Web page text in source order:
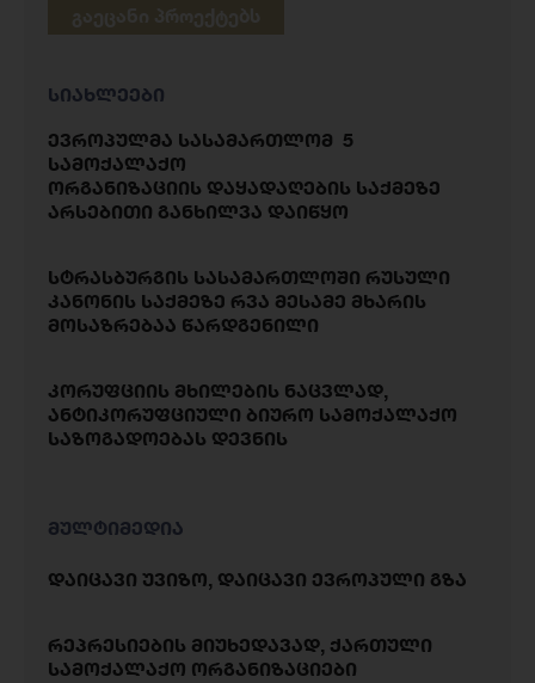
სიახლეები
ევროპულმა სასამართლომ 5
სამოქალაქო
ორგანიზაციის დაყადაღების საქმეზე
არსებითი განხილვა დაიწყო
სტრასბურგის სასამართლოში რუსული
კანონის საქმეზე რვა მესამე მხარის
მოსაზრებაა წარდგენილი
კორუფციის მხილების ნაცვლად,
ანტიკორუფციული ბიურო სამოქალაქო
საზოგადოებას დევნის
მულტიმედია
დაიცავი უვიზო, დაიცავი ევროპული გზა
რეპრესიების მიუხედავად, ქართული
სამოქალაქო ორგანიზაციები